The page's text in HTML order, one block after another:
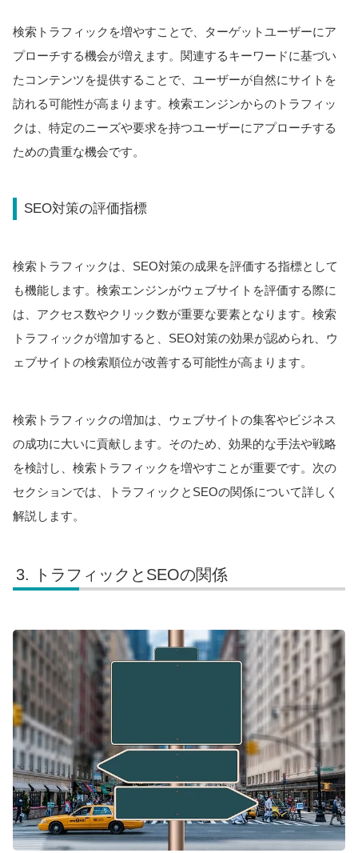
検索トラフィックを増やすことで、ターゲットユーザーにア
プローチする機会が増えます。関連するキーワードに基づい
たコンテンツを提供することで、ユーザーが自然にサイトを
訪れる可能性が高まります。検索エンジンからのトラフィッ
クは、特定のニーズや要求を持つユーザーにアプローチする
ための貴重な機会です。
SEO対策の評価指標
検索トラフィックは、SEO対策の成果を評価する指標として
も機能します。検索エンジンがウェブサイトを評価する際に
は、アクセス数やクリック数が重要な要素となります。検索
トラフィックが増加すると、SEO対策の効果が認められ、ウ
ェブサイトの検索順位が改善する可能性が高まります。
検索トラフィックの増加は、ウェブサイトの集客やビジネス
の成功に大いに貢献します。そのため、効果的な手法や戦略
を検討し、検索トラフィックを増やすことが重要です。次の
セクションでは、トラフィックとSEOの関係について詳しく
解説します。
トラフィックとSEOの関係